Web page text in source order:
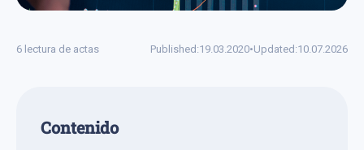
6 lectura de actas Published:19.03.2020•Updated:10.07.2026
Сontenido